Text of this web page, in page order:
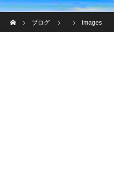
ブログ
images